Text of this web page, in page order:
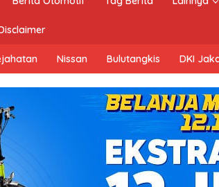
Nissan Bulutangkis DKI